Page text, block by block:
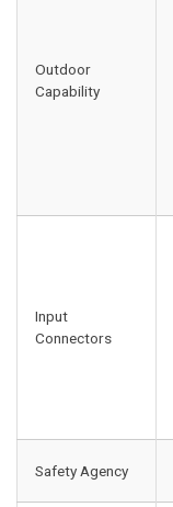
Outdoor
Capability
Input
Connectors
Safety Agency